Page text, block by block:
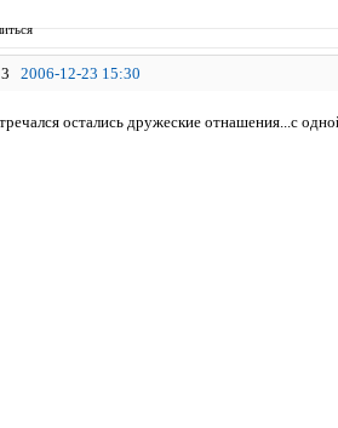
3 2006-12-23 15:30
остались дружеские отнашения...с